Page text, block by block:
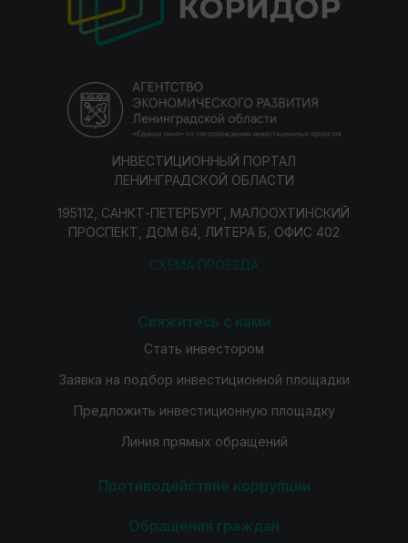
ИНВЕСТИЦИОННЫЙ ПОРТАЛ
ЛЕНИНГРАДСКОЙ ОБЛАСТИ
195112, САНКТ-ПЕТЕРБУРГ, МАЛООХТИНСКИЙ
ПРОСПЕКТ, ДОМ 64, ЛИТЕРА Б, ОФИС 402
СХЕМА ПРОЕЗДА
Свяжитесь с нами
Стать инвестором
Заявка на подбор инвестиционной площадки
Предложить инвестиционную площадку
Линия прямых обращений
Противодействие коррупции
Обращения граждан